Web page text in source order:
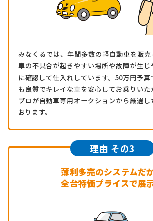
みなくるでは、年間多数の軽自動車を販
車の不具合が起きやすい場所や故障が生
に確認して仕入れしています。50万円予
も良質でキレイな車を安心してお乗りい
プロが自動車専用オークションから厳選
おります。
理由 その3
薄利多売のシステムだ
全台特価プライスで展